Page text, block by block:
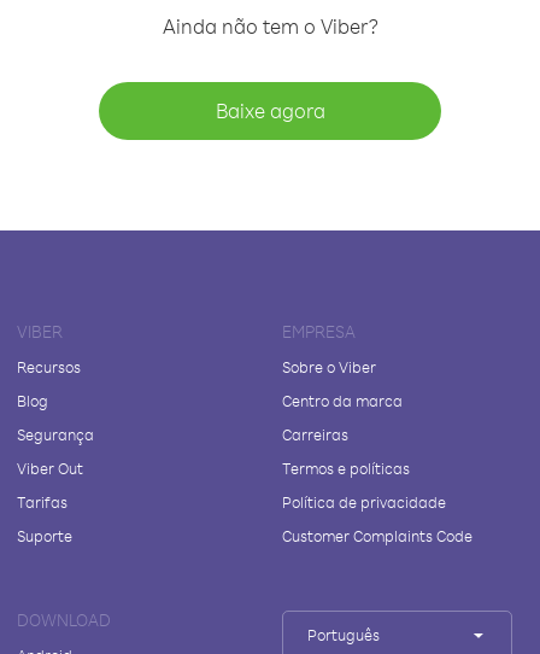
Ainda não tem o Viber?
Baixe agora
VIBER
Recursos
Blog
Segurança
Viber Out
Tarifas
Suporte
EMPRESA
Sobre o Viber
Centro da marca
Carreiras
Termos e políticas
Política de privacidade
Customer Complaints Code
DOWNLOAD
Português